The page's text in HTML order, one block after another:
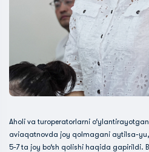
Aholi va turoperatorlarni
aviaqatnovda joy qolmagani aytilsa-
5-7 ta joy bo‘sh qolishi haqida gapirildi.